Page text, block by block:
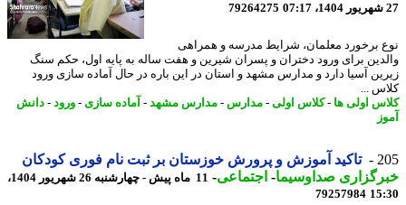
79264275
برخورد معلمان، شرایط مدرسه و همراهی
برای ورود دختران و پسران شیرین و هفت ساله به پایه اول، حکم سنگ
آسیا دارد و مدارس مشهد و استان در این باره در حال آماده سازی ورود
...
اولی ها- کلاس اولی -مدارس -مدارس مشهد-آماده سازی- ورود - دانش
تاکید آموزش و پرورش خوزستان بر ثبت نام فوری کودکان
صداوسیما-اجتماعی-
11 ماه پیش - چهارشنبه 26 شهریور 1404،
79257984